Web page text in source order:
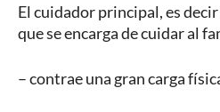
El cuidador principal, es
que se encarga de cuidar al
– contrae una gran carga